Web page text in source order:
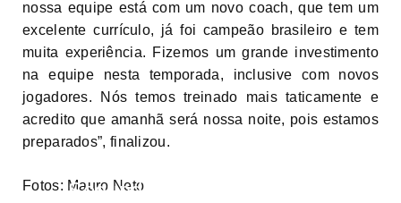
nossa equipe está com um novo coach, que tem um
excelente currículo, já foi campeão brasileiro e tem
muita experiência. Fizemos um grande investimento
na equipe nesta temporada, inclusive com novos
jogadores. Nós temos treinado mais taticamente e
acredito que amanhã será nossa noite, pois estamos
preparados”, finalizou.
Fotos: Mauro Neto
Segunda